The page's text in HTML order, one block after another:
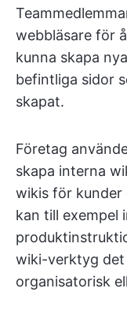
webbläsare för
kunna skapa
befintliga sidor
skapat.
Företag
skapa interna
wikis för kunder
kan till exempel
wiki-verktyg
organisatorisk